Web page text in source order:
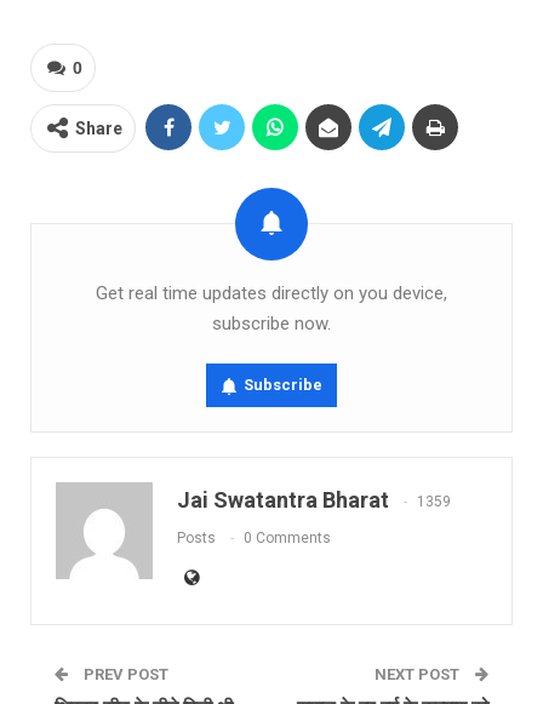
0
Share
Get real time updates directly on you device,
subscribe now.
Subscribe
Jai Swatantra Bharat 1359
Posts 0 Comments
PREV POST NEXT POST